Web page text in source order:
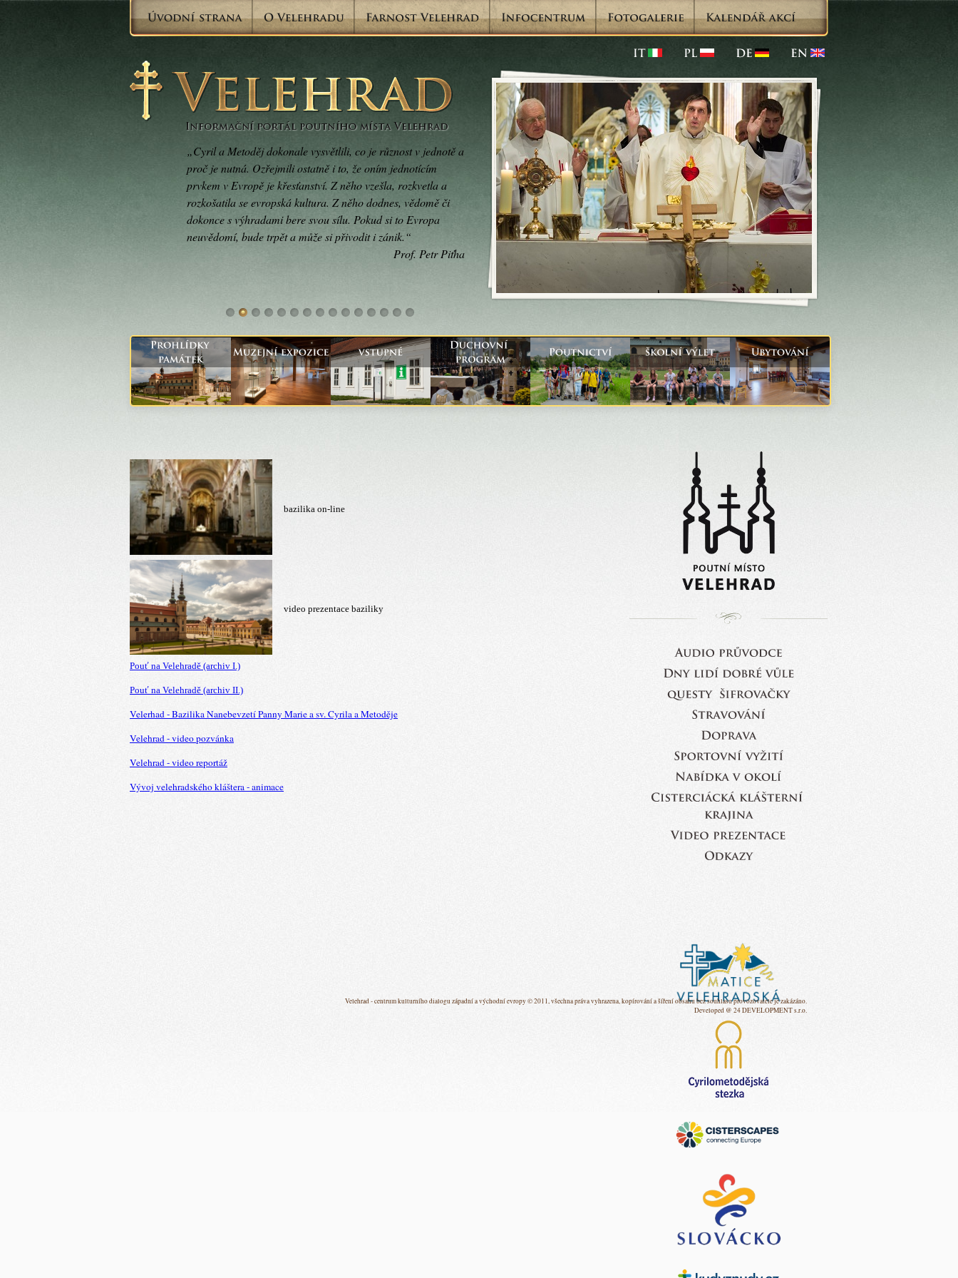
„Cyril a Metoděj dokonale vysvětlili, co je různost v jednotě a
proč je nutná. Ozřejmili ostatně i to, že oním jednotícím
prvkem v Evropě je křesťanství. Z něho vzešla, rozkvetla a
rozkošatila se evropská kultura. Z něho dodnes, vědomě či
dokonce s výhradami bere svou sílu. Pokud si to Evropa
neuvědomí, bude trpět a může si přivodit i zánik.“
Prof. Petr Piťha
bazilika on-line
video prezentace baziliky
Pouť na Velehradě (archiv I.)
Pouť na Velehradě (archiv II.)
Velerhad - Bazilika Nanebevzetí Panny Marie a sv. Cyrila a Metoděje
Velehrad - video pozvánka
Velehrad - video reportáž
Vývoj velehradského kláštera - animace
Velehrad - centrum kulturního dialogu západní a východní evropy © 2011, všechna práva vyhrazena, kopírování a šíření obsahu bez souhlasu provozovatele je zakázáno.
Developed @ 24 DEVELOPMENT s.r.o.